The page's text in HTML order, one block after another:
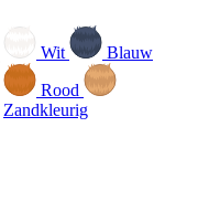
Wit
Blauw
Rood
Zandkleurig